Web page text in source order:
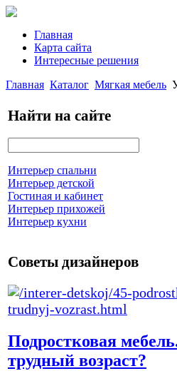
Главная
Карта сайта
Интересные решения
Главная Каталог Мягкая мебель
Найти на сайте
Интерьер спальни
Интерьер детской
Гостиная и кабинет
Интерьер прихожей
Интерьер кухни
Советы дизайнеров
Подростковая
трудный возраст?